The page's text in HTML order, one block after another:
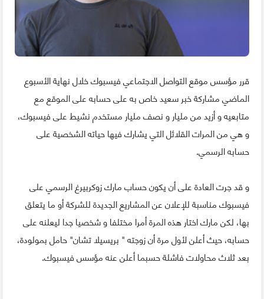
قرر مؤسس موقع التواصل الاجتماعي فيسبوك خلال نهاية الأسبوع
الماضي مشاركة خبر سعيد خاص به على حسابه على الموقع مع
متابعيه و أزيد من مليار و نصف مليار مستخدم نشيط على فيسبوك،
و هي من المرات القلائل التي يشارك فيها حياته الشخصية على
حسابه الرسمي.
و قد جرت العادة على أن يكون حساب مارك زوكربيرغ الرسمي على
فيسبوك مناسبة للإعلان عن المشاريع الجديدة للشركة أو ما يتعلق
بها، لكن مارك اختار هذه المرة أمرا مختلفا و شخصيا جدا ليعلنه على
حسابه، حيث أعلن لأول مرة أن زوجته " بريسيلا تشان" حامل بمولودة،
بعد ثلاث محاولات فاشلة حسبما أعلن عنه مؤسس فيسبوك.